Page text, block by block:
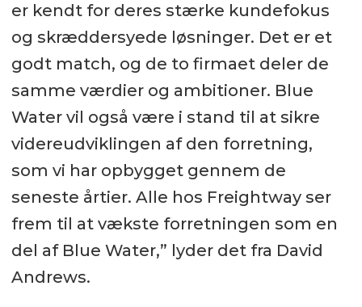
er kendt for deres stærke kundefokus
og skræddersyede løsninger. Det er et
godt match, og de to firmaet deler de
samme værdier og ambitioner. Blue
Water vil også være i stand til at sikre
videreudviklingen af den forretning,
som vi har opbygget gennem de
seneste årtier. Alle hos Freightway ser
frem til at vækste forretningen som en
del af Blue Water,” lyder det fra David
Andrews.